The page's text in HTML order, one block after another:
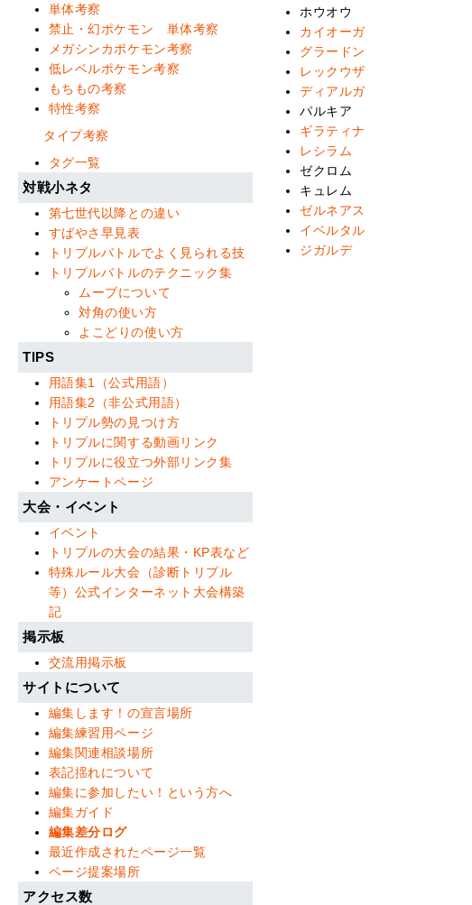
ホウオウ
カイオーガ
グラードン
レックウザ
ディアルガ
パルキア
ギラティナ
レシラム
ゼクロム
キュレム
ゼルネアス
イベルタル
ジガルデ
単体考察
禁止・幻ポケモン 単体考察
メガシンカポケモン考察
低レベルポケモン考察
もちもの考察
特性考察
タイプ考察
タグ一覧
対戦小ネタ
第七世代以降との違い
すばやさ早見表
トリプルバトルでよく見られる技
トリプルバトルのテクニック集
ムーブについて
対角の使い方
よこどりの使い方
TIPS
用語集1（公式用語）
用語集2（非公式用語）
トリプル勢の見つけ方
トリプルに関する動画リンク
トリプルに役立つ外部リンク集
アンケートページ
大会・イベント
イベント
トリプルの大会の結果・KP表など
特殊ルール大会（診断トリプル
等）公式インターネット大会構築
記
掲示板
交流用掲示板
サイトについて
編集します！の宣言場所
編集練習用ページ
編集関連相談場所
表記揺れについて
編集に参加したい！という方へ
編集ガイド
編集差分ログ
最近作成されたページ一覧
ページ提案場所
アクセス数